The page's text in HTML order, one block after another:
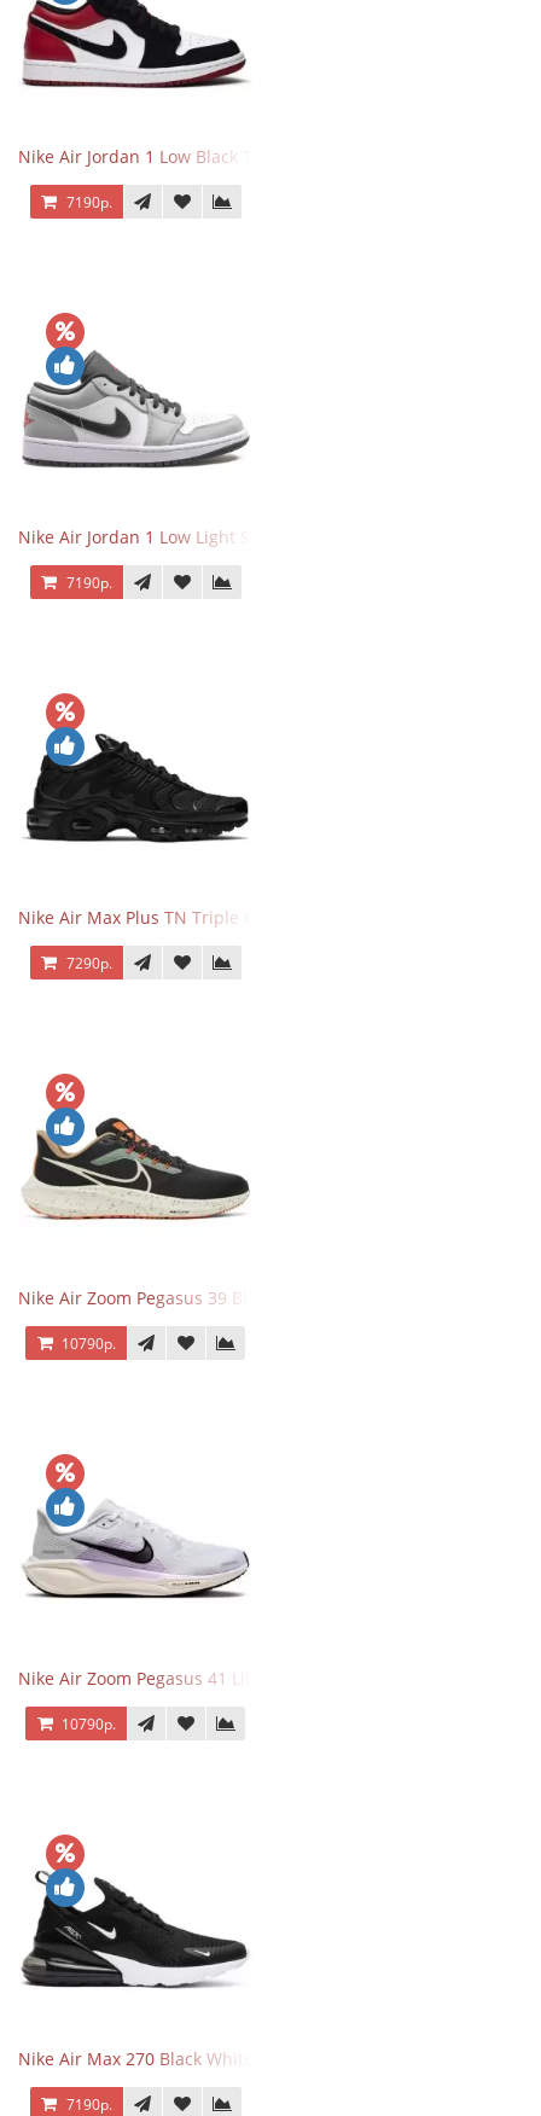
Nike Air Jordan 1 Low Black Toe
7190р.
Nike Air Jordan 1 Low Light Smoke Grey
7190р.
Nike Air Max Plus TN Triple Black
7290р.
Nike Air Zoom Pegasus 39 Black White Orange
10790р.
Nike Air Zoom Pegasus 41 Lilac Bloom
10790р.
Nike Air Max 270 Black White
7190р.